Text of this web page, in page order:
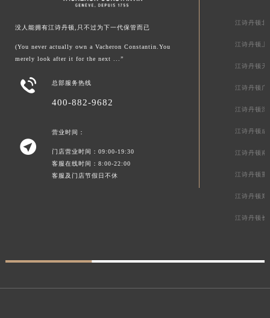
没人能拥有江诗丹顿,只不过为下一代保管而已
(You never actually own a Vacheron Constantin.You
merely look after it for the next ...”
 总部服务热线
400-882-9682

营业时间：
门店营业时间：09:00-19:30
客服在线时间：8:00-22:00
客服及门店节假日不休
江诗丹顿北
江诗丹顿上
江诗丹顿天
江诗丹顿广
江诗丹顿深
江诗丹顿成
江诗丹顿南
江诗丹顿重
江诗丹顿郑
江诗丹顿长